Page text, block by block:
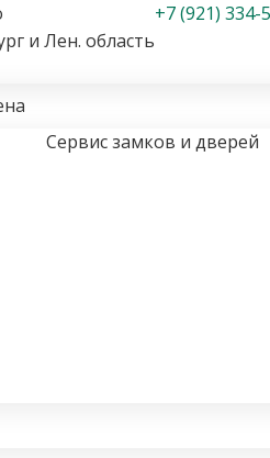
+7 (921) 334-
и Лен. область
Сервис замков и дверей